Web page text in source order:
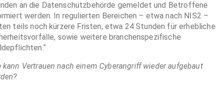
an die Datenschutzbehörde gemeldet und Betroffene
werden. In regulierten Bereichen – etwa nach NIS2 –
teils noch kürzere Fristen, etwa 24 Stunden für erhebliche
sowie weitere branchenspezifische
kann Vertrauen nach einem Cyberangriff wieder aufgebaut